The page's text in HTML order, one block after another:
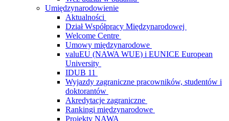
Umiędzynarodowienie
Aktualności
Dział Współpracy Międzynarodowej
Welcome Centre
Umowy międzynarodowe
valuEU (NAWA WUE) i EUNICE European
University
IDUB 11
Wyjazdy zagraniczne pracowników, studentów i
doktorantów
Akredytacje zagraniczne
Rankingi międzynarodowe
Projekty NAWA